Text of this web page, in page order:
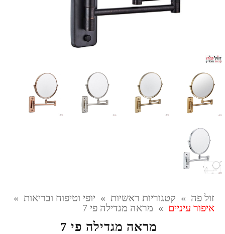
זול פה » קטגוריות ראשיות » יופי וטיפוח ובריאות »
איפור עיניים » מראה מגדילה פי 7
מראה מגדילה פי 7